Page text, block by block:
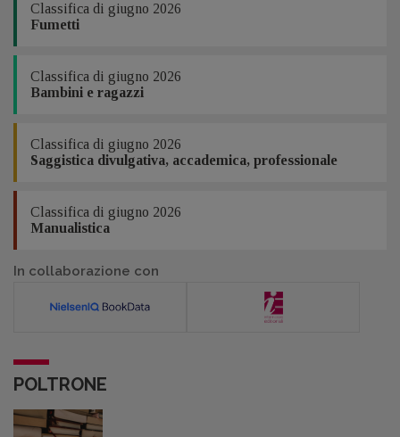
Classifica di giugno 2026
Fumetti
Classifica di giugno 2026
Bambini e ragazzi
Classifica di giugno 2026
Saggistica divulgativa, accademica, professionale
Classifica di giugno 2026
Manualistica
In collaborazione con
POLTRONE